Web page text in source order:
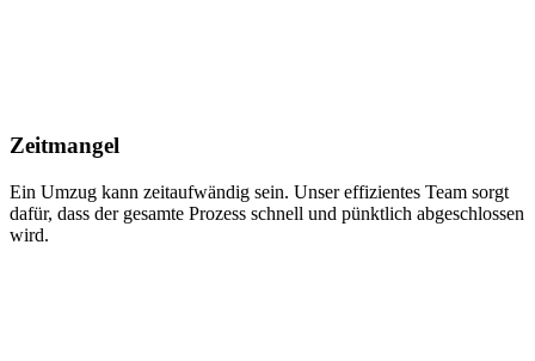
Zeitmangel
Ein Umzug kann zeitaufwändig sein. Unser effizientes Team sorgt
dafür, dass der gesamte Prozess schnell und pünktlich abgeschlossen
wird.